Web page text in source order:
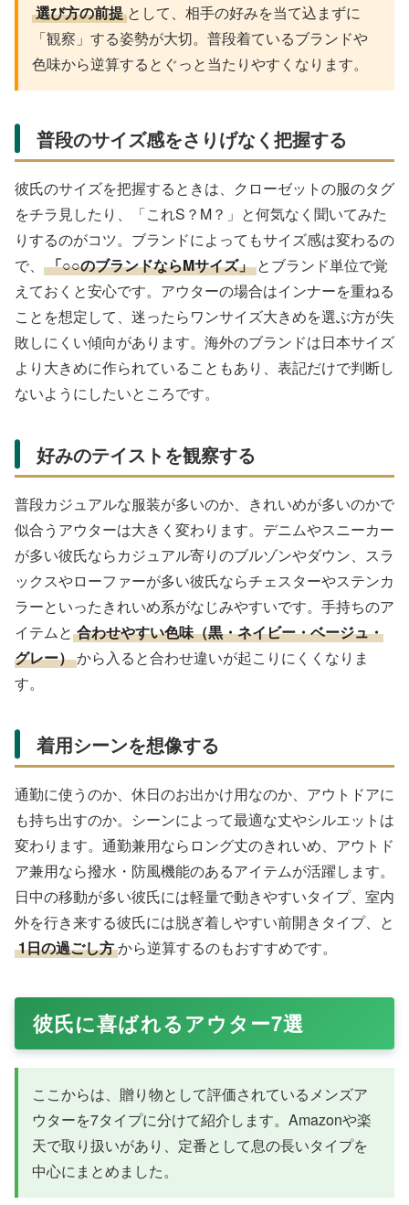
選び方の前提 として、相手の好みを当て込まずに
「観察」する姿勢が大切。普段着ているブランドや
色味から逆算するとぐっと当たりやすくなります。
普段のサイズ感をさりげなく把握する
彼氏のサイズを把握するときは、クローゼットの服のタグ
をチラ見したり、「これS？M？」と何気なく聞いてみた
りするのがコツ。ブランドによってもサイズ感は変わるの
で、
「○○のブランドならMサイズ」 とブランド単位で覚
えておくと安心です。アウターの場合はインナーを重ねる
ことを想定して、迷ったらワンサイズ大きめを選ぶ方が失
敗しにくい傾向があります。海外のブランドは日本サイズ
より大きめに作られていることもあり、表記だけで判断し
ないようにしたいところです。
好みのテイストを観察する
普段カジュアルな服装が多いのか、きれいめが多いのかで
似合うアウターは大きく変わります。デニムやスニーカー
が多い彼氏ならカジュアル寄りのブルゾンやダウン、スラ
ックスやローファーが多い彼氏ならチェスターやステンカ
ラーといったきれいめ系がなじみやすいです。手持ちのア
イテムと 合わせやすい色味（黒・ネイビー・ベージュ・
グレー）から入ると合わせ違いが起こりにくくなりま
す。
着用シーンを想像する
通勤に使うのか、休日のお出かけ用なのか、アウトドアに
も持ち出すのか。シーンによって最適な丈やシルエットは
変わります。通勤兼用ならロング丈のきれいめ、アウトド
ア兼用なら撥水・防風機能のあるアイテムが活躍します。
日中の移動が多い彼氏には軽量で動きやすいタイプ、室内
外を行き来する彼氏には脱ぎ着しやすい前開きタイプ、と
1日の過ごし方から逆算するのもおすすめです。
彼氏に喜ばれるアウター7選
ここからは、贈り物として評価されているメンズア
ウターを7タイプに分けて紹介します。Amazonや楽
天で取り扱いがあり、定番として息の長いタイプを
中心にまとめました。